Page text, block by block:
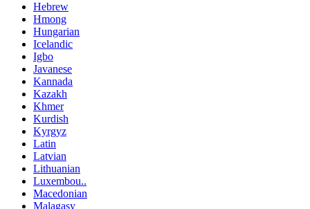
Hebrew
Hmong
Hungarian
Icelandic
Igbo
Javanese
Kannada
Kazakh
Khmer
Kurdish
Kyrgyz
Latin
Latvian
Lithuanian
Luxembou..
Macedonian
Malagasy